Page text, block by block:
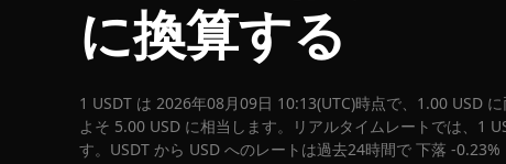
に換算する
1 USDT は 2026年08月09日 10:13(UTC)時点で、1.00 USD
よそ 5.00 USD に相当します。リアルタイムレートでは、1
す。USDT から USD へのレートは過去24時間で 下落 -